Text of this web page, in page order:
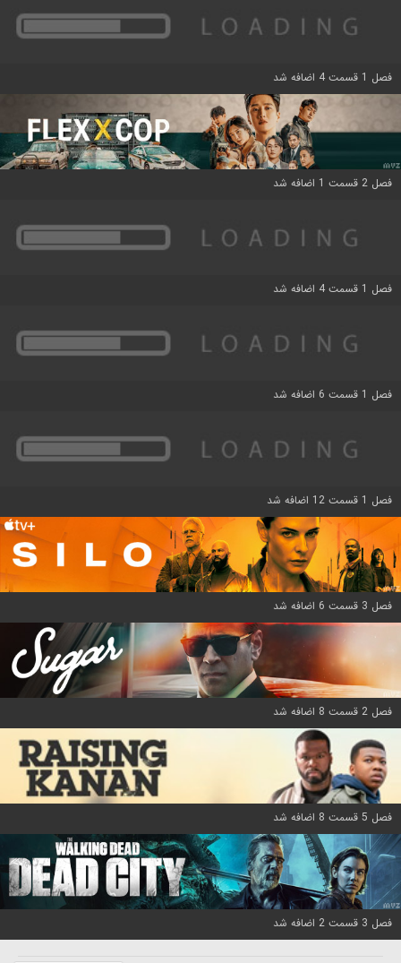
فصل 1 قسمت 4 اضافه شد
فصل 2 قسمت 1 اضافه شد
فصل 1 قسمت 4 اضافه شد
فصل 1 قسمت 6 اضافه شد
فصل 1 قسمت 12 اضافه شد
فصل 3 قسمت 6 اضافه شد
فصل 2 قسمت 8 اضافه شد
فصل 5 قسمت 8 اضافه شد
فصل 3 قسمت 2 اضافه شد